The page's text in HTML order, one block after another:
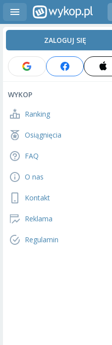
ZALOGUJ SIĘ
WYKOP
Ranking
Osiągnięcia
FAQ
O nas
Kontakt
Reklama
Regulamin